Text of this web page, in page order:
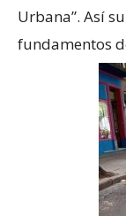
Urbana”. Así
fundamentos